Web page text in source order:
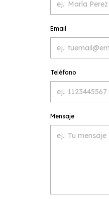
Email
Teléfono
Mensaje